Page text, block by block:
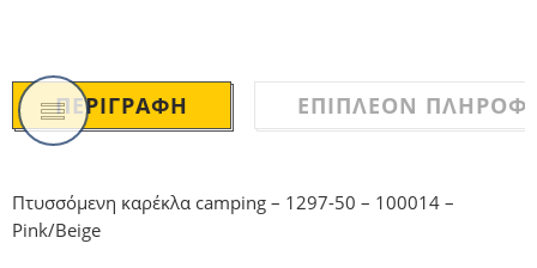
ΠΕΡΙΓΡΑΦΉ ΕΠΙΠΛΈΟΝ
Πτυσσόμενη καρέκλα camping – 1297-50 – 100014 –
Pink/Beige